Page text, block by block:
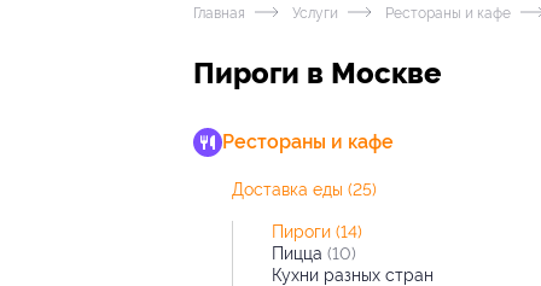
Главная Услуги Рестораны и кафе
Пироги в Москве
Рестораны и кафе
Доставка еды (25)
Пицца (10)
Пироги (14)
Кухни разных стран